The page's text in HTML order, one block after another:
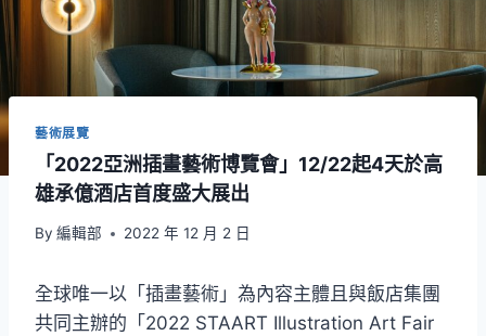
藝術展覽
「2022亞洲插畫藝術博覽會」12/22起4天於高
雄承億酒店首度盛大展出
By 編輯部 2022 年 12 月 2 日
全球唯一以「插畫藝術」為內容主體且與飯店集團
共同主辦的「2022 STAART Illustration Art Fair